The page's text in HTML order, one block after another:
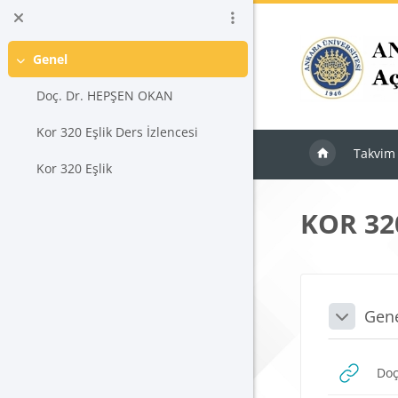
Ana içeriğe git
Daralt
Genel
Doç. Dr. HEPŞEN OKAN
Kor 320 Eşlik Ders İzlencesi
Kor 320 Eşlik
Takvim
KOR
Daralt